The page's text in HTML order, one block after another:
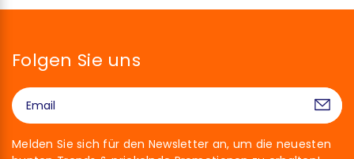
Folgen Sie uns
Melden Sie sich für den Newsletter an, um die neuesten